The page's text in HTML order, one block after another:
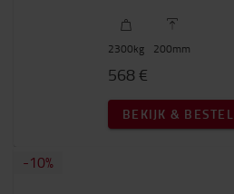
2300kg 200mm
568 €
BEKIJK & BESTEL
-10%